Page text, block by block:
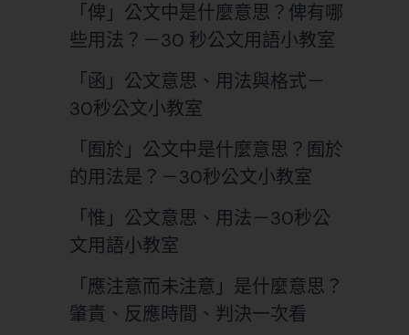
「俾」公文中是什麼意思？俾有哪
些用法？－30 秒公文用語小教室
「函」公文意思、用法與格式－
30秒公文小教室
「囿於」公文中是什麼意思？囿於
的用法是？－30秒公文小教室
「惟」公文意思、用法－30秒公
文用語小教室
「應注意而未注意」是什麼意思？
肇責、反應時間、判決一次看